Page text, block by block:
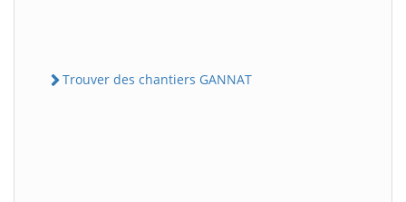
Trouver des chantiers GANNAT